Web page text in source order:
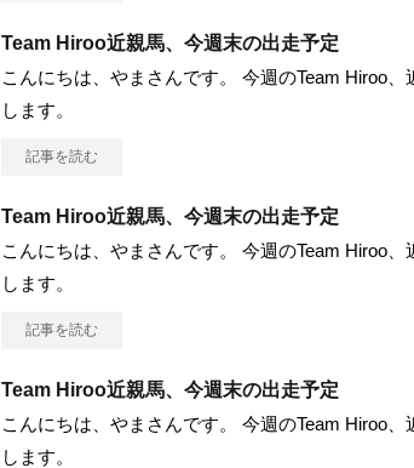
Team Hiroo近親馬、今週末の出走予定
こんにちは、やまさんです。 今週のTeam Hiroo
します。
記事を読む
Team Hiroo近親馬、今週末の出走予定
こんにちは、やまさんです。 今週のTeam Hiroo
します。
記事を読む
Team Hiroo近親馬、今週末の出走予定
こんにちは、やまさんです。 今週のTeam Hiroo
します。